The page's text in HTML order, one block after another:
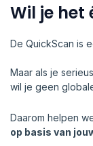
Wil je het
De QuickScan is
Maar als je
wil je geen
Daarom helpen
op basis van